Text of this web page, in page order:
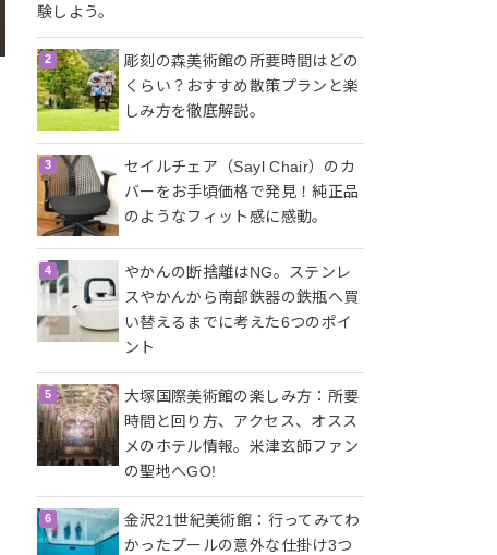
験しよう。
彫刻の森美術館の所要時間はどの
くらい？おすすめ散策プランと楽
しみ方を徹底解説。
セイルチェア（Sayl Chair）のカ
バーをお手頃価格で発見！純正品
のようなフィット感に感動。
やかんの断捨離はNG。ステンレ
スやかんから南部鉄器の鉄瓶へ買
い替えるまでに考えた6つのポイ
ント
大塚国際美術館の楽しみ方：所要
時間と回り方、アクセス、オスス
メのホテル情報。米津玄師ファン
の聖地へGO!
金沢21世紀美術館：行ってみてわ
かったプールの意外な仕掛け3つ